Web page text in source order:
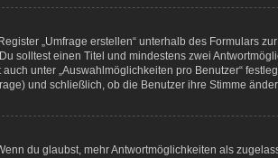
„Umfrage erstellen“ unterhalb des Formulars
solltest einen Titel und mindestens zwei
unter „Auswahlmöglichkeiten pro Benutzer“
und schließlich, ob die Benutzer ihre Stimme
du glaubst, mehr Antwortmöglichkeiten als